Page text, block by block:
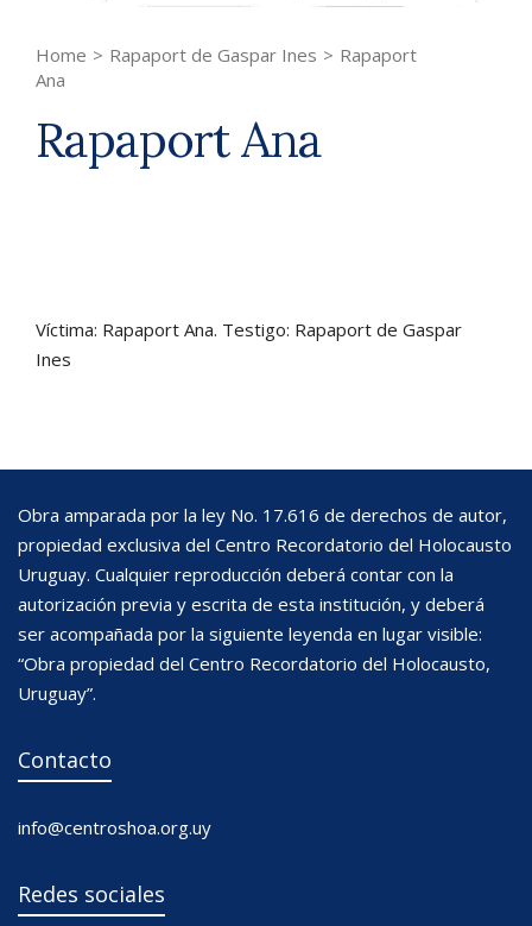
Home > Rapaport de Gaspar Ines > Rapaport
Ana
Rapaport Ana
Víctima: Rapaport Ana. Testigo: Rapaport de Gaspar
Ines
Obra amparada por la ley No. 17.616 de derechos de autor,
propiedad exclusiva del Centro Recordatorio del Holocausto
Uruguay. Cualquier reproducción deberá contar con la
autorización previa y escrita de esta institución, y deberá
ser acompañada por la siguiente leyenda en lugar visible:
“Obra propiedad del Centro Recordatorio del Holocausto,
Uruguay”.
Contacto
info@centroshoa.org.uy
Redes sociales